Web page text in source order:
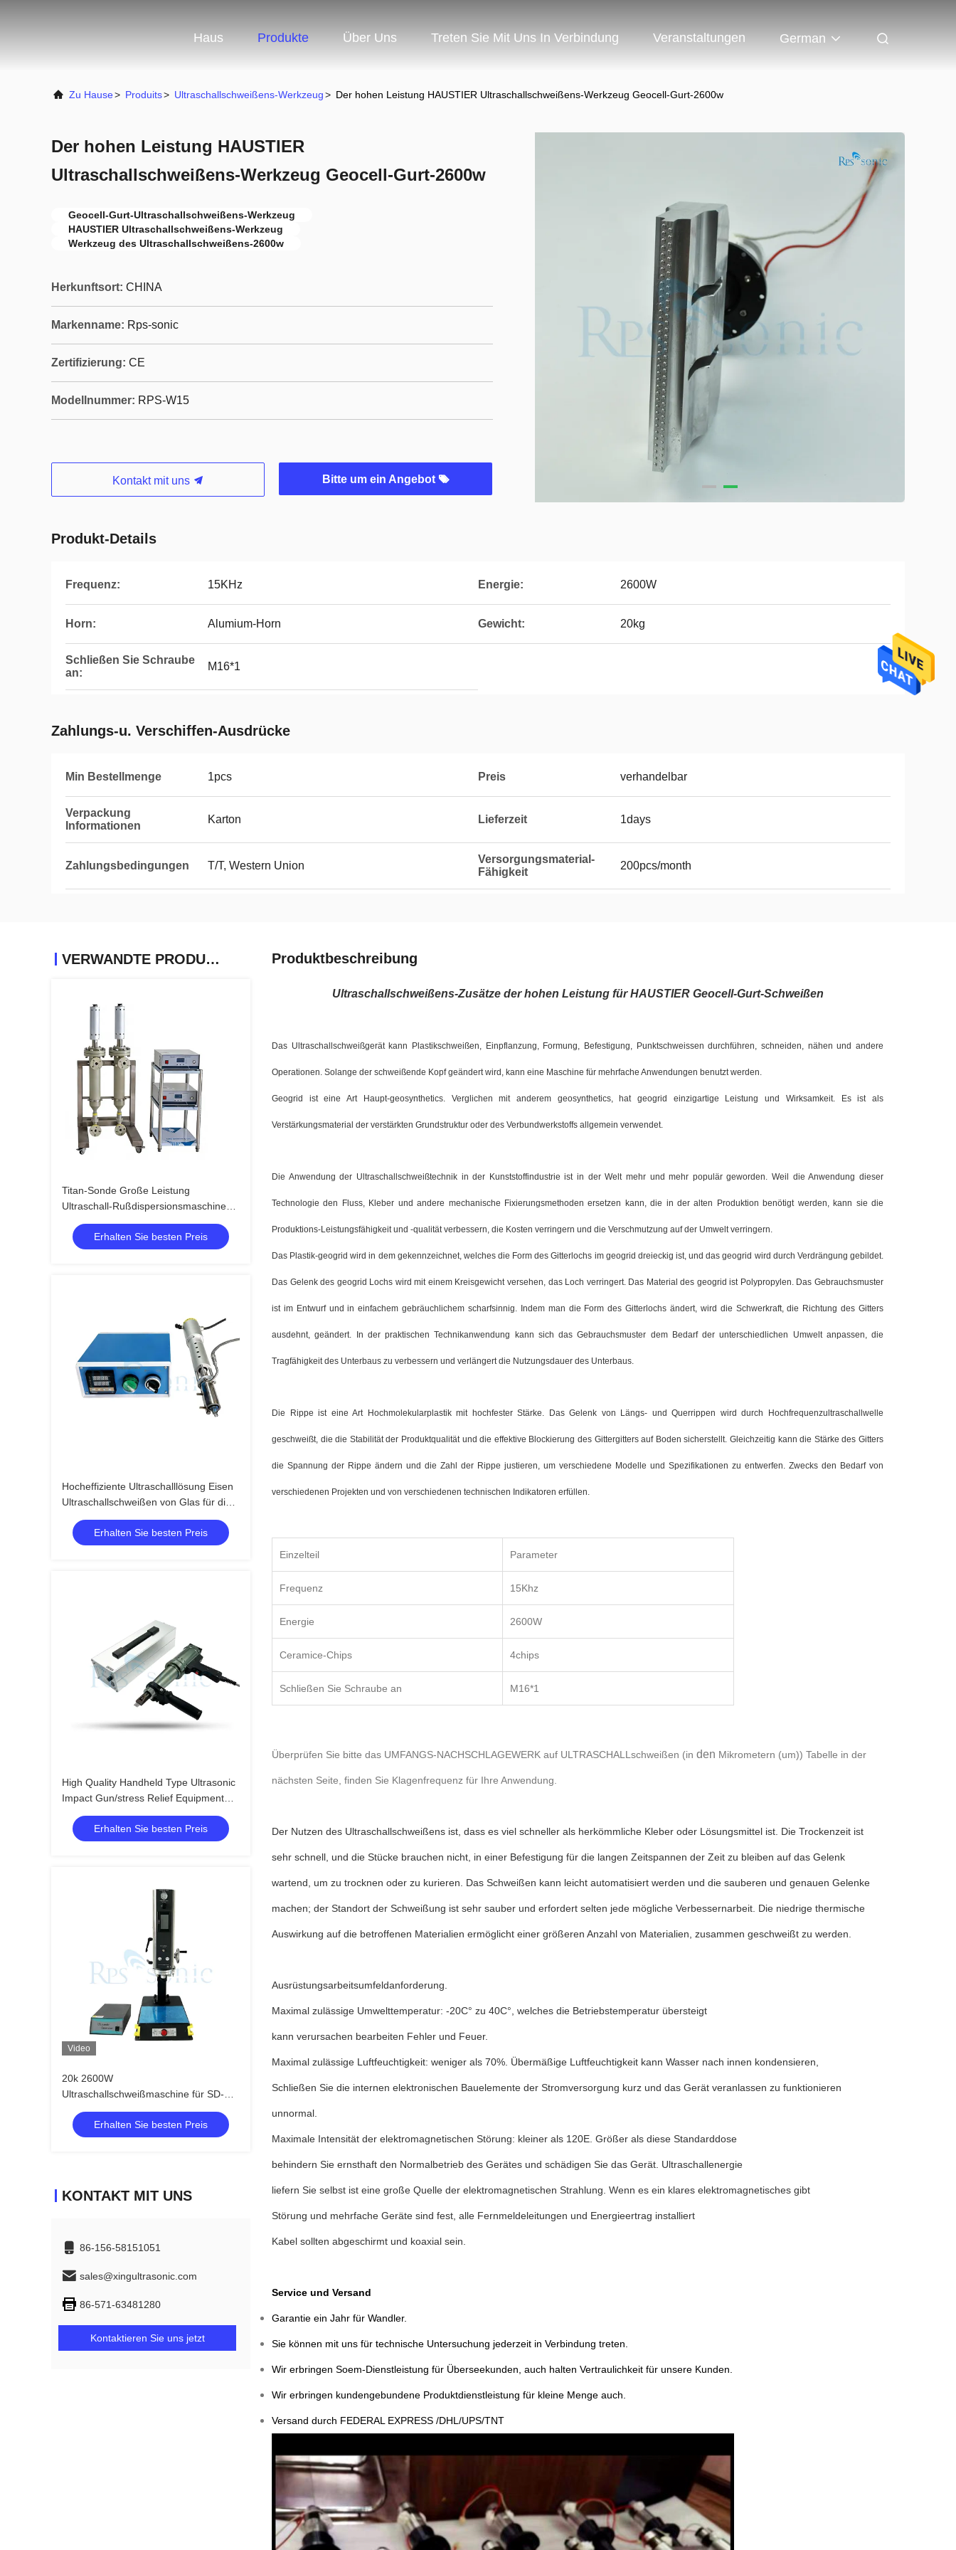
Haus Produkte Über Uns Treten Sie Mit Uns In Verbindung Veranstaltungen German
Zu Hause> Produits> Ultraschallschweißens-Werkzeug> Der hohen Leistung HAUSTIER Ultraschallschweißens-Werkzeug Geocell-Gurt-2600w
Der hohen Leistung HAUSTIER
Ultraschallschweißens-Werkzeug Geocell-Gurt-2600w
Geocell-Gurt-Ultraschallschweißens-Werkzeug
HAUSTIER Ultraschallschweißens-Werkzeug
Werkzeug des Ultraschallschweißens-2600w
Herkunftsort: CHINA
Markenname: Rps-sonic
Zertifizierung: CE
Modellnummer: RPS-W15
Kontakt mit uns Bitte um ein Angebot
Produkt-Details
Frequenz: 15KHz Energie: 2600W
Horn: Alumium-Horn Gewicht: 20kg
Schließen Sie Schraube
an:
M16*1
Zahlungs-u. Verschiffen-Ausdrücke
Min Bestellmenge 1pcs Preis verhandelbar
Verpackung
Informationen
Karton Lieferzeit 1days
Zahlungsbedingungen T/T, Western Union
Versorgungsmaterial-
Fähigkeit
200pcs/month
VERWANDTE PRODUKTE
Titan-Sonde Große Leistung
Ultraschall-Rußdispersionsmaschine
Ultraschall-Homogenisatormaschine
Erhalten Sie besten Preis
Hocheffiziente Ultraschalllösung Eisen
Ultraschallschweißen von Glas für die
Bauindustrie
Erhalten Sie besten Preis
High Quality Handheld Type Ultrasonic
Impact Gun/stress Relief Equipment
Ultrasonic Impact Treatment
Erhalten Sie besten Preis
Video
20k 2600W
Ultraschallschweißmaschine für SD-
Karten
Erhalten Sie besten Preis
KONTAKT MIT UNS
86-156-58151051
sales@xingultrasonic.com
86-571-63481280
Kontaktieren Sie uns jetzt
Produktbeschreibung
Ultraschallschweißens-Zusätze der hohen Leistung für HAUSTIER Geocell-Gurt-Schweißen
Das Ultraschallschweißgerät kann Plastikschweißen, Einpflanzung, Formung, Befestigung, Punktschweissen durchführen, schneiden, nähen und andere
Operationen. Solange der schweißende Kopf geändert wird, kann eine Maschine für mehrfache Anwendungen benutzt werden.
Geogrid ist eine Art Haupt-geosynthetics. Verglichen mit anderem geosynthetics, hat geogrid einzigartige Leistung und Wirksamkeit. Es ist als
Verstärkungsmaterial der verstärkten Grundstruktur oder des Verbundwerkstoffs allgemein verwendet.
Die Anwendung der Ultraschallschweißtechnik in der Kunststoffindustrie ist in der Welt mehr und mehr populär geworden. Weil die Anwendung dieser
Technologie den Fluss, Kleber und andere mechanische Fixierungsmethoden ersetzen kann, die in der alten Produktion benötigt werden, kann sie die
Produktions-Leistungsfähigkeit und -qualität verbessern, die Kosten verringern und die Verschmutzung auf der Umwelt verringern.
Das Plastik-geogrid wird in dem gekennzeichnet, welches die Form des Gitterlochs im geogrid dreieckig ist, und das geogrid wird durch Verdrängung gebildet.
Das Gelenk des geogrid Lochs wird mit einem Kreisgewicht versehen, das Loch verringert. Das Material des geogrid ist Polypropylen. Das Gebrauchsmuster
ist im Entwurf und in einfachem gebräuchlichem scharfsinnig. Indem man die Form des Gitterlochs ändert, wird die Schwerkraft, die Richtung des Gitters
ausdehnt, geändert. In der praktischen Technikanwendung kann sich das Gebrauchsmuster dem Bedarf der unterschiedlichen Umwelt anpassen, die
Tragfähigkeit des Unterbaus zu verbessern und verlängert die Nutzungsdauer des Unterbaus.
Die Rippe ist eine Art Hochmolekularplastik mit hochfester Stärke. Das Gelenk von Längs- und Querrippen wird durch Hochfrequenzultraschallwelle
geschweißt, die die Stabilität der Produktqualität und die effektive Blockierung des Gittergitters auf Boden sicherstellt. Gleichzeitig kann die Stärke des Gitters
die Spannung der Rippe ändern und die Zahl der Rippe justieren, um verschiedene Modelle und Spezifikationen zu entwerfen. Zwecks den Bedarf von
verschiedenen Projekten und von verschiedenen technischen Indikatoren erfüllen.
Einzelteil Parameter
Frequenz 15Khz
Energie 2600W
Ceramice-Chips 4chips
Schließen Sie Schraube an M16*1
Überprüfen Sie bitte das UMFANGS-NACHSCHLAGEWERK auf ULTRASCHALLschweißen (in den Mikrometern (um)) Tabelle in der
nächsten Seite, finden Sie Klagenfrequenz für Ihre Anwendung.
Der Nutzen des Ultraschallschweißens ist, dass es viel schneller als herkömmliche Kleber oder Lösungsmittel ist. Die Trockenzeit ist
sehr schnell, und die Stücke brauchen nicht, in einer Befestigung für die langen Zeitspannen der Zeit zu bleiben auf das Gelenk
wartend, um zu trocknen oder zu kurieren. Das Schweißen kann leicht automatisiert werden und die sauberen und genauen Gelenke
machen; der Standort der Schweißung ist sehr sauber und erfordert selten jede mögliche Verbessernarbeit. Die niedrige thermische
Auswirkung auf die betroffenen Materialien ermöglicht einer größeren Anzahl von Materialien, zusammen geschweißt zu werden.
Ausrüstungsarbeitsumfeldanforderung.
Maximal zulässige Umwelttemperatur: -20C° zu 40C°, welches die Betriebstemperatur übersteigt
kann verursachen bearbeiten Fehler und Feuer.
Maximal zulässige Luftfeuchtigkeit: weniger als 70%. Übermäßige Luftfeuchtigkeit kann Wasser nach innen kondensieren,
Schließen Sie die internen elektronischen Bauelemente der Stromversorgung kurz und das Gerät veranlassen zu funktionieren
unnormal.
Maximale Intensität der elektromagnetischen Störung: kleiner als 120E. Größer als diese Standarddose
behindern Sie ernsthaft den Normalbetrieb des Gerätes und schädigen Sie das Gerät. Ultraschallenergie
liefern Sie selbst ist eine große Quelle der elektromagnetischen Strahlung. Wenn es ein klares elektromagnetisches gibt
Störung und mehrfache Geräte sind fest, alle Fernmeldeleitungen und Energieertrag installiert
Kabel sollten abgeschirmt und koaxial sein.
Service und Versand
Garantie ein Jahr für Wandler.
Sie können mit uns für technische Untersuchung jederzeit in Verbindung treten.
Wir erbringen Soem-Dienstleistung für Überseekunden, auch halten Vertraulichkeit für unsere Kunden.
Wir erbringen kundengebundene Produktdienstleistung für kleine Menge auch.
Versand durch FEDERAL EXPRESS /DHL/UPS/TNT